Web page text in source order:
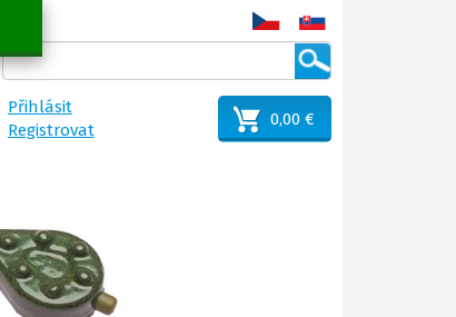
Přihlásit
Registrovat
0,00 €